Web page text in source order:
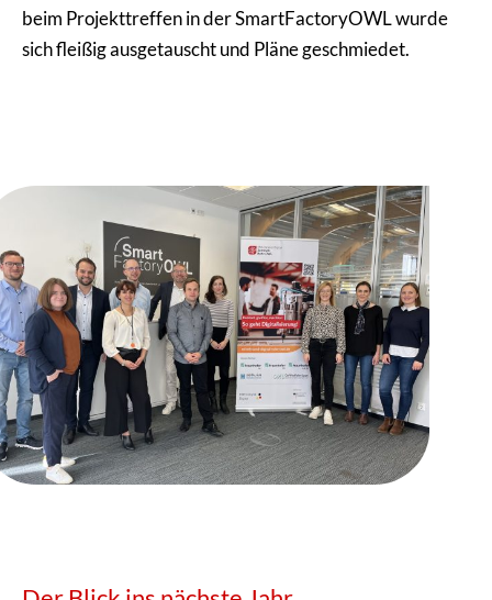
beim Projekttreffen in der SmartFactoryOWL wurde
sich fleißig ausgetauscht und Pläne geschmiedet.